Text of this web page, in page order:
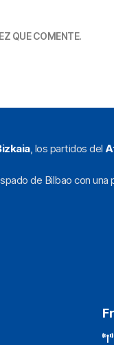
QUE COMENTE.
, los partidos del
de Bilbao con